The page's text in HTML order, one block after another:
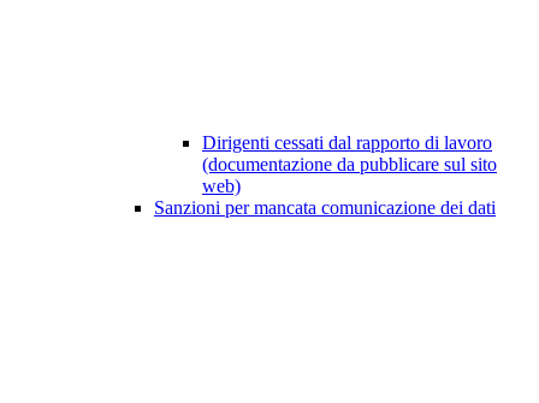
Dirigenti cessati dal rapporto di lavoro
(documentazione da pubblicare sul sito
web)
Sanzioni per mancata comunicazione dei dati